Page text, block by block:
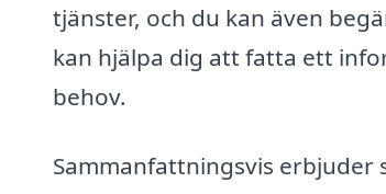
tjänster, och du kan även
kan hjälpa dig att fatta ett
behov.
Sammanfattningsvis erbjuder